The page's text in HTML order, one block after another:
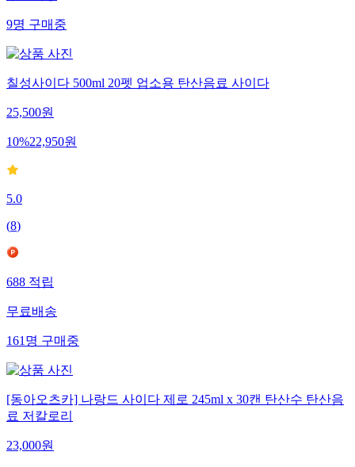
9명 구매중
칠성사이다 500ml 20펫 업소용 탄산음료 사이다
25,500원
10%22,950원
5.0
(8)
688 적립
무료배송
161 명 구매중
[동아오츠카] 나랑드 사이다 제로 245ml x 30캔 탄산수 탄산음
료 저칼로리
23,000원